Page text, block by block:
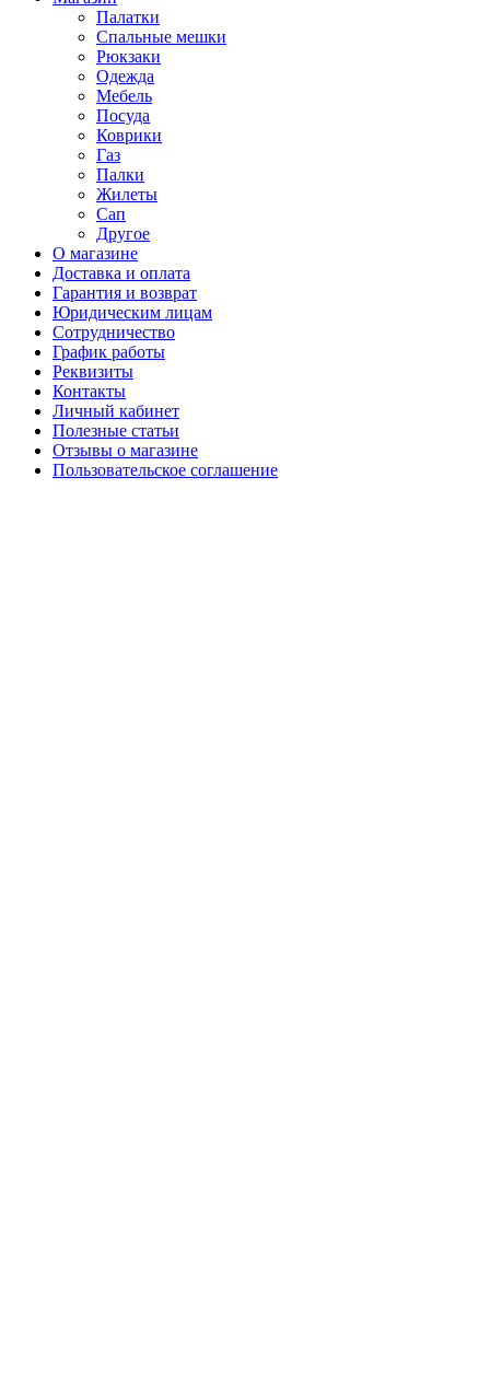
Палатки
Спальные мешки
Рюкзаки
Одежда
Мебель
Посуда
Коврики
Газ
Палки
Жилеты
Сап
Другое
О магазине
Доставка и оплата
Гарантия и возврат
Юридическим лицам
Сотрудничество
График работы
Реквизиты
Контакты
Личный кабинет
Полезные статьи
Отзывы о магазине
Пользовательское соглашение